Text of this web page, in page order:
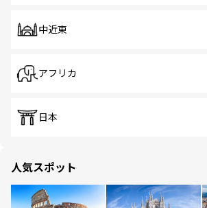
中近東
アフリカ
日本
人気スポット